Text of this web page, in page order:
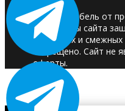
© 2025. Мебель от
Материалы сайта
авторских и
запрещено. Сайт не
оферты.